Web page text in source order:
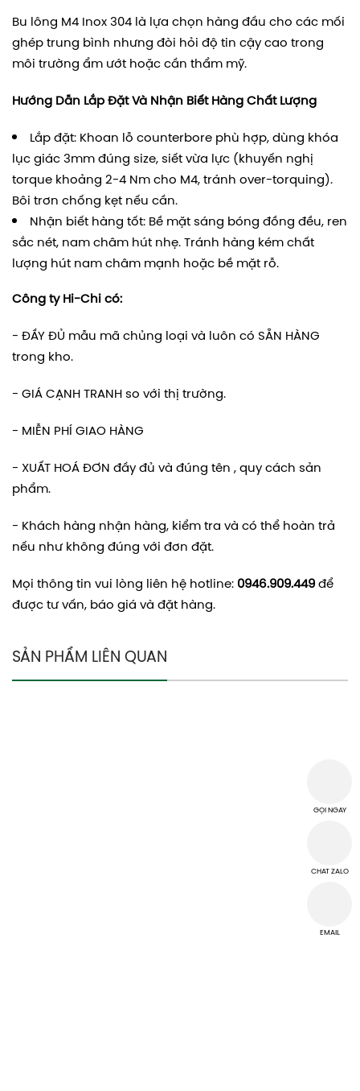
Bu lông M4 Inox 304 là lựa chọn hàng đầu cho các mối
ghép trung bình nhưng đòi hỏi độ tin cậy cao trong
môi trường ẩm ướt hoặc cần thẩm mỹ.
Hướng Dẫn Lắp Đặt Và Nhận Biết Hàng Chất Lượng
Lắp đặt: Khoan lỗ counterbore phù hợp, dùng khóa
lục giác 3mm đúng size, siết vừa lực (khuyến nghị
torque khoảng 2-4 Nm cho M4, tránh over-torquing).
Bôi trơn chống kẹt nếu cần.
Nhận biết hàng tốt: Bề mặt sáng bóng đồng đều, ren
sắc nét, nam châm hút nhẹ. Tránh hàng kém chất
lượng hút nam châm mạnh hoặc bề mặt rỗ.
Công ty Hi-Chi có:
- ĐẦY ĐỦ mẫu mã chủng loại và luôn có SẴN HÀNG
trong kho.
- GIÁ CẠNH TRANH so với thị trường.
- MIỄN PHÍ GIAO HÀNG
- XUẤT HOÁ ĐƠN đầy đủ và đúng tên , quy cách sản
phẩm.
- Khách hàng nhận hàng, kiểm tra và có thể hoàn trả
nếu như không đúng với đơn đặt.
Mọi thông tin vui lòng liên hệ hotline:0946.909.449để
được tư vấn, báo giá và đặt hàng.
SẢN PHẨM LIÊN QUAN
T2 D3B/12 Đường Thủ Khoa Huân, Tổ 02, Khu phố Bình Thuận 2,
GỌI NGAY
CHAT ZALO
EMAIL